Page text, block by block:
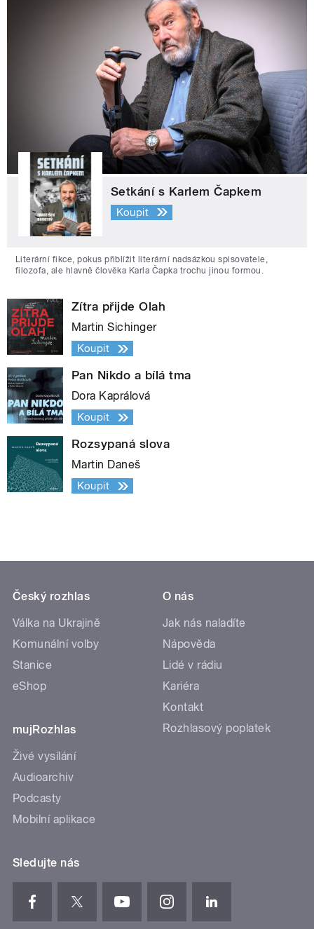
Setkání s Karlem Čapkem
Koupit
Literární fikce, pokus přiblížit literární nadsázkou spisovatele,
filozofa, ale hlavně člověka Karla Čapka trochu jinou formou.
Zítra přijde Olah
Martin Sichinger
Koupit
Pan Nikdo a bílá tma
Dora Kaprálová
Koupit
Rozsypaná slova
Martin Daneš
Koupit
Český rozhlas
Válka na Ukrajině
Komunální volby
Stanice
eShop
mujRozhlas
Živé vysílání
Audioarchiv
Podcasty
Mobilní aplikace
O nás
Jak nás naladíte
Nápověda
Lidé v rádiu
Kariéra
Kontakt
Rozhlasový poplatek
Sledujte nás